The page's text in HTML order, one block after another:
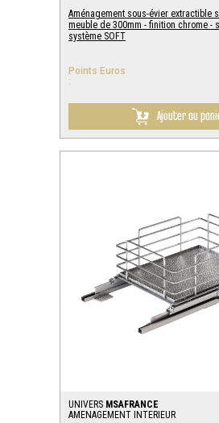
Aménagement sous-évier extractible
meuble de 300mm - finition chrome -
système SOFT
Points Euros
:
Ajouter au
UNIVERS MSAFRANCE
AMENAGEMENT INTERIEUR